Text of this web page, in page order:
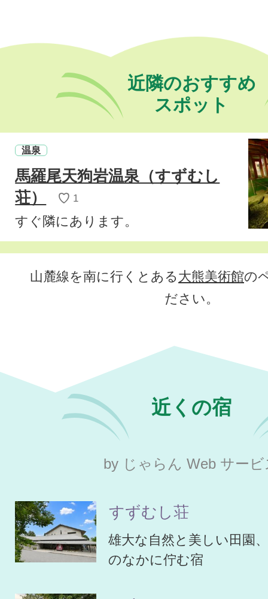
近隣のおすすめ
スポット
温泉
馬羅尾天狗岩温泉（すずむし
荘）
♡ 1
すぐ隣にあります。
山麓線を南に行くとある 大熊美術館の
ださい。
近くの宿
by じゃらん Web サービ
すずむし荘
雄大な自然と美しい田園
のなかに佇む宿